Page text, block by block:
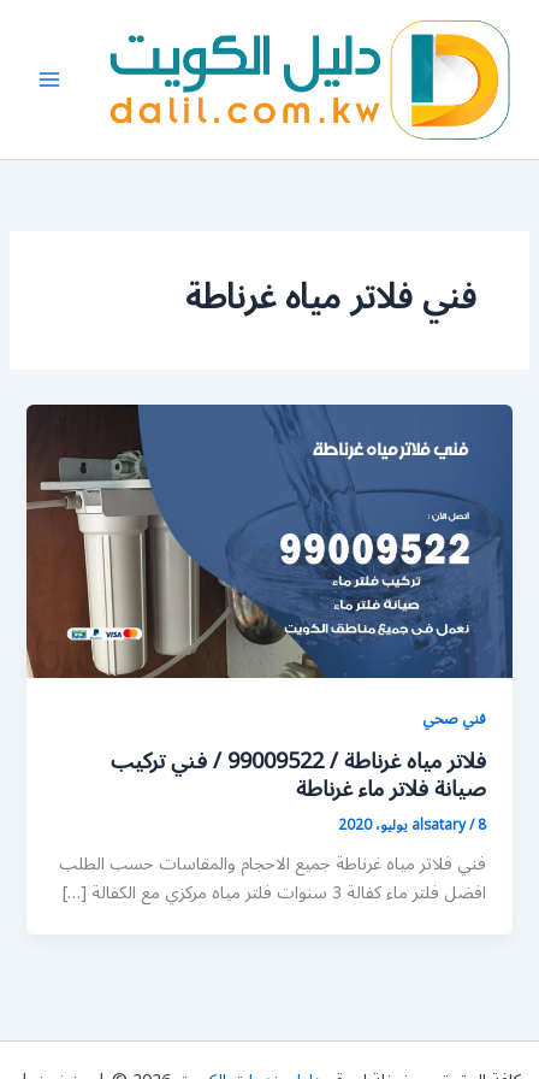
المحتوى
فني فلاتر مياه غرناطة
فني صحي
فلاتر مياه غرناطة / 99009522 / فني تركيب
صيانة فلاتر ماء غرناطة
alsatary/8 يوليو، 2020
فني فلاتر مياه غرناطة جميع الاحجام والمقاسات حسب الطلب
افضل فلتر ماء كفالة 3 سنوات فلتر مياه مركزي مع الكفالة […]